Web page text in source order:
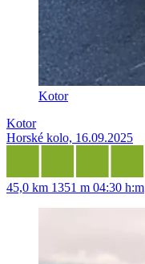
Kotor
Kotor
Horské kolo, 16.09.2025
45,0 km 1351 m 04:30 h:m